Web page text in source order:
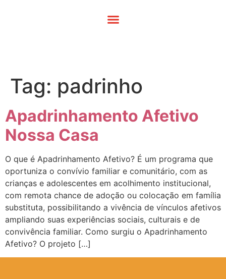
Tag: padrinho
Apadrinhamento Afetivo
Nossa Casa
O que é Apadrinhamento Afetivo? É um programa que
oportuniza o convívio familiar e comunitário, com as
crianças e adolescentes em acolhimento institucional,
com remota chance de adoção ou colocação em família
substituta, possibilitando a vivência de vínculos afetivos
ampliando suas experiências sociais, culturais e de
convivência familiar. Como surgiu o Apadrinhamento
Afetivo? O projeto […]